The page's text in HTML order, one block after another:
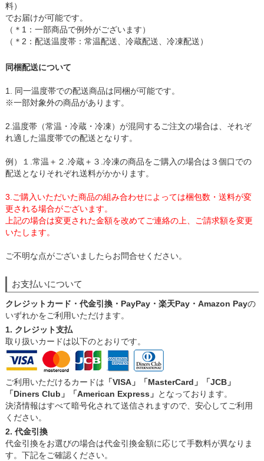
料）
でお届けが可能です。
（＊1：一部商品で例外がございます）
（＊2：配送温度帯：常温配送、冷蔵配送、冷凍配送）
同梱配送について
1. 同一温度帯での配送商品は同梱が可能です。
※一部対象外の商品があります。
2.温度帯（常温・冷蔵・冷凍）が混同するご注文の場合は、それぞ
れ適した温度帯での配送となりす。
例）１.常温＋２.冷蔵＋３.冷凍の商品をご購入の場合は３個口での
配送となりそれぞれ送料がかかります。
3.ご購入いただいた商品の組み合わせによっては梱包数・送料が変
更される場合がございます。
上記の場合は変更された金額を改めてご連絡の上、ご請求額を変更
いたします。
ご不明な点がございましたらお問合せください。
お支払いについて
クレジットカード・代金引換・PayPay・楽天Pay・Amazon Payの
いずれかをご利用いただけます。
1. クレジット支払
取り扱いカードは以下のとおりです。
ご利用いただけるカードは 「VISA」「MasterCard」「JCB」
「Diners Club」「American Express」 となっております。
決済情報はすべて暗号化されて送信されますので、安心してご利用
ください。
2. 代金引換
代金引換をお選びの場合は代金引換金額に応じて手数料が異なりま
す。下記をご確認ください。